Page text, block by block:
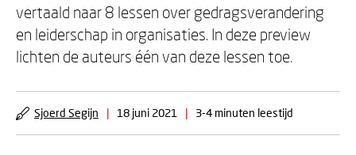
vertaald naar 8 lessen over gedragsverandering
en leiderschap in organisaties. In deze preview
lichten de auteurs één van deze lessen toe.
Sjoerd Segijn | 18 juni 2021 | 3-4 minuten leestijd